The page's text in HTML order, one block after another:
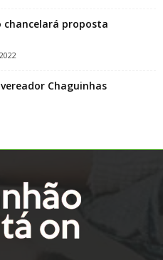
chancelará proposta
Chaguinhas